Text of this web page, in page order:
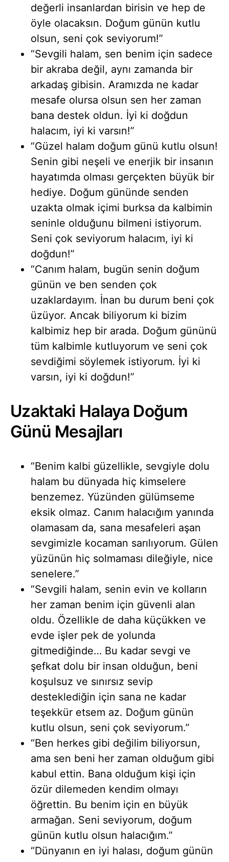
değerli insanlardan birisin ve hep de
öyle olacaksın. Doğum günün kutlu
olsun, seni çok seviyorum!”
“Sevgili halam, sen benim için sadece
bir akraba değil, aynı zamanda bir
arkadaş gibisin. Aramızda ne kadar
mesafe olursa olsun sen her zaman
bana destek oldun. İyi ki doğdun
halacım, iyi ki varsın!”
“Güzel halam doğum günü kutlu olsun!
Senin gibi neşeli ve enerjik bir insanın
hayatımda olması gerçekten büyük bir
hediye. Doğum gününde senden
uzakta olmak içimi burksa da kalbimin
seninle olduğunu bilmeni istiyorum.
Seni çok seviyorum halacım, iyi ki
doğdun!”
“Canım halam, bugün senin doğum
günün ve ben senden çok
uzaklardayım. İnan bu durum beni çok
üzüyor. Ancak biliyorum ki bizim
kalbimiz hep bir arada. Doğum gününü
tüm kalbimle kutluyorum ve seni çok
sevdiğimi söylemek istiyorum. İyi ki
varsın, iyi ki doğdun!”
Uzaktaki Halaya Doğum
Günü Mesajları
“Benim kalbi güzellikle, sevgiyle dolu
halam bu dünyada hiç kimselere
benzemez. Yüzünden gülümseme
eksik olmaz. Canım halacığım yanında
olamasam da, sana mesafeleri aşan
sevgimizle kocaman sarılıyorum. Gülen
yüzünün hiç solmaması dileğiyle, nice
senelere.”
“Sevgili halam, senin evin ve kolların
her zaman benim için güvenli alan
oldu. Özellikle de daha küçükken ve
evde işler pek de yolunda
gitmediğinde… Bu kadar sevgi ve
şefkat dolu bir insan olduğun, beni
koşulsuz ve sınırsız sevip
desteklediğin için sana ne kadar
teşekkür etsem az. Doğum günün
kutlu olsun, seni çok seviyorum.”
“Ben herkes gibi değilim biliyorsun,
ama sen beni her zaman olduğum gibi
kabul ettin. Bana olduğum kişi için
özür dilemeden kendim olmayı
öğrettin. Bu benim için en büyük
armağan. Seni seviyorum, doğum
günün kutlu olsun halacığım.”
“Dünyanın en iyi halası, doğum günün